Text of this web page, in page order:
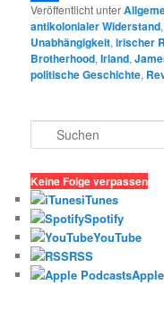
Teilen
Veröffentlicht unter
antikolonialer Widerstand
Unabhängigkeit,irischer
Brotherhood,Irland,
politische Geschichte,
u
h
e
n
Keine Folge verpassen
iTunes
Spotify
YouTube
RSS